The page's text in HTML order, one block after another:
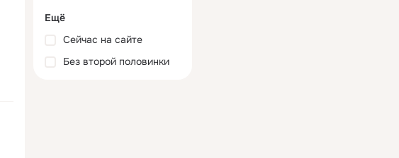
Ещё
Сейчас на сайте
Без второй половинки